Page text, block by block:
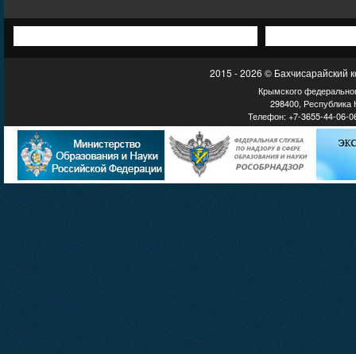
2015 - 2026 © Бахчисарайский
Крымского
298400, Республика
Телефон: +7-3655-44-06-